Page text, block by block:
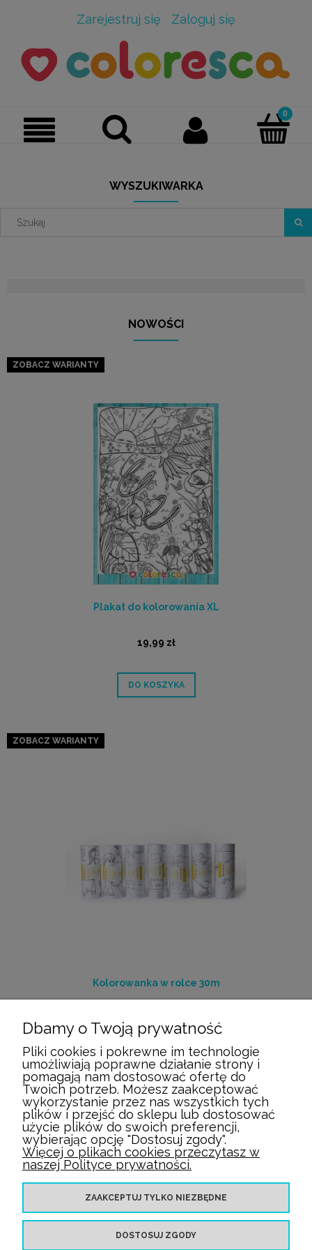
Zarejestruj się Zaloguj się
WYSZUKIWARKA
NOWOŚCI
Plakat do kolorowania XL
19,99 zł
DO KOSZYKA
ZOBACZ WARIANTY
Kolorowanka w rolce 30m
DO KOSZYKA
ZOBACZ WARIANTY
STREFA KLIENTA
MOJE KONTO
O NAS
Dbamy o Twoją prywatność
Pliki cookies i pokrewne im technologie
umożliwiają poprawne działanie strony i
pomagają nam dostosować ofertę do
Twoich potrzeb. Możesz zaakceptować
wykorzystanie przez nas wszystkich tych
plików i przejść do sklepu lub dostosować
użycie plików do swoich preferencji,
wybierając opcję "Dostosuj zgody".
Więcej o plikach cookies przeczytasz w
naszej Polityce prywatności.
ZAAKCEPTUJ TYLKO NIEZBĘDNE
DOSTOSUJ ZGODY